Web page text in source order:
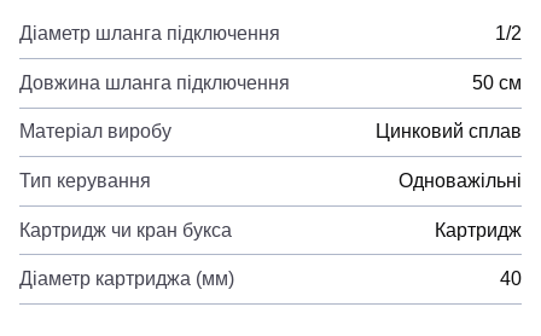
Діаметр шланга підключення 1/2
Довжина шланга підключення 50 см
Матеріал виробу Цинковий сплав
Тип керування Одноважільні
Картридж чи кран букса Картридж
Діаметр картриджа (мм) 40